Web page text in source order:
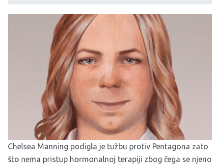
Chelsea Manning podigla je tužbu protiv Pentagona zato
što nema pristup hormonalnoj terapiji zbog čega se njeno